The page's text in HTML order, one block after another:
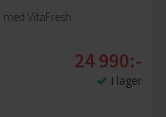
med VitaFresh
24 990:-
I lager